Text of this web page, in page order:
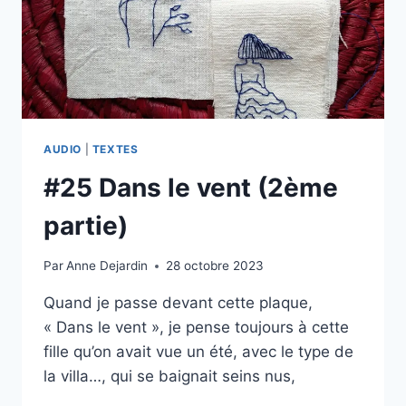
AUDIO TEXTES
#25 Dans le vent (2ème
partie)
ParAnne Dejardin 28 octobre 2023
Quand je passe devant cette plaque,
« Dans le vent », je pense toujours à cette
fille qu’on avait vue un été, avec le type de
la villa…, qui se baignait seins nus,